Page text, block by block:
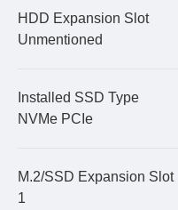
HDD Expansion Slot
Unmentioned
Installed SSD Type
NVMe PCIe
M.2/SSD Expansion Slot
1